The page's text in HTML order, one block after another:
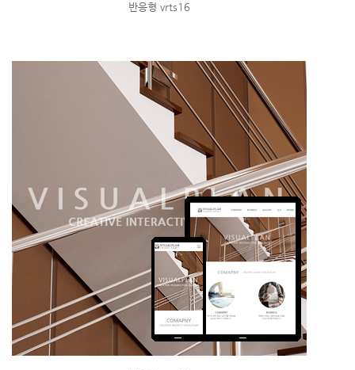
반응형 vrts16